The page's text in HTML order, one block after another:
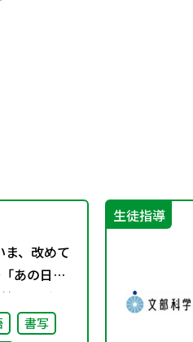
ま、改めて
あの日」
の子ども
書写
生徒指導